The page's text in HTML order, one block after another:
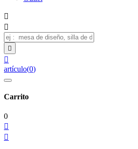




artículo(0)
Carrito
0

